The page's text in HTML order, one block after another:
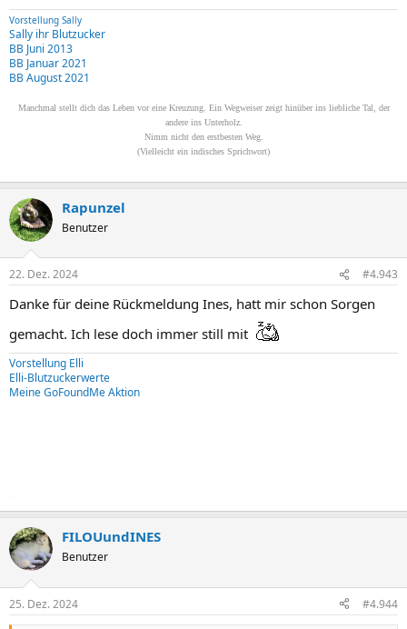
Vorstellung Sally
Sally ihr Blutzucker
BB Juni 2013
BB Januar 2021
BB August 2021
Manchmal stellt dich das Leben vor eine Kreuzung. Ein Wegweiser zeigt hinüber ins liebliche Tal, der
andere ins Unterholz.
Nimm nicht den erstbesten Weg.
(Vielleicht ein indisches Sprichwort)
Rapunzel
Benutzer
22. Dez. 2024 #4.943
Danke für deine Rückmeldung Ines, hatt mir schon Sorgen
gemacht. Ich lese doch immer still mit
Vorstellung Elli
Elli-Blutzuckerwerte
Meine GoFoundMe Aktion
FILOUundINES
Benutzer
25. Dez. 2024 #4.944